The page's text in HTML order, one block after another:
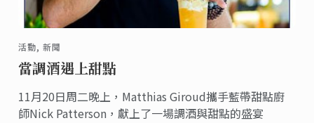
活動, 新聞
當調酒遇上甜點
11月20日周二晚上，Matthias Giroud攜手藍帶甜點廚
師Nick Patterson，獻上了一場調酒與甜點的盛宴